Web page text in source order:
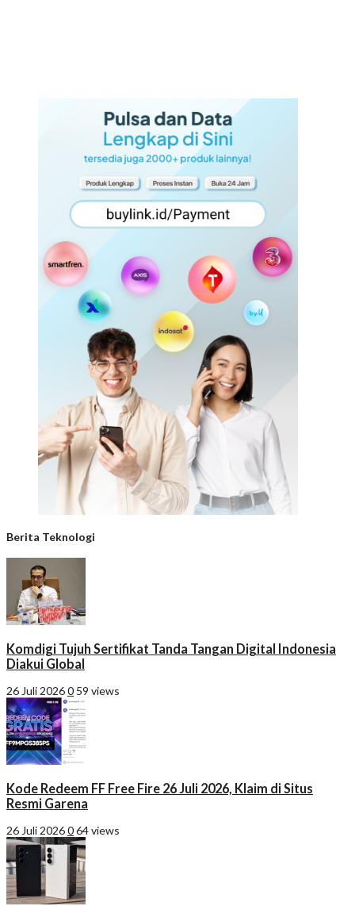
Berita Teknologi
Komdigi Tujuh Sertifikat Tanda Tangan Digital Indonesia
Diakui Global
26 Juli 20260 59 views
Kode Redeem FF Free Fire 26 Juli 2026, Klaim di Situs
Resmi Garena
26 Juli 2026064 views